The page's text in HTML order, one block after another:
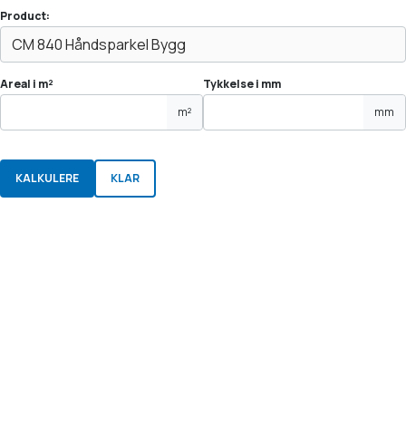
Product:
Areal i m²
m²
Tykkelse i mm
mm
KALKULERE KLAR